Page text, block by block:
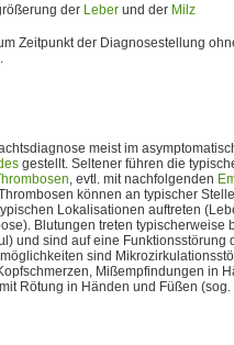
der Leber und der Milz
Zeitpunkt der Diagnosestellung
meist im
gestellt. Seltener führen die
, evtl. mit nachfolgenden
können an typischer
Lokalisationen auftreten
Blutungen treten typischerweise
und sind auf eine Funktionsstörung
sind
Mißempfindungen in
Rötung in Händen und Füßen